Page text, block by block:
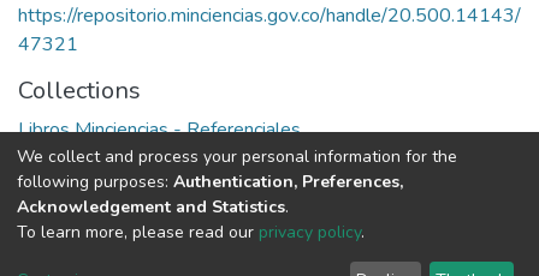
https://repositorio.minciencias.gov.co/handle/20.500.14143/
47321
Collections
Libros Minciencias - Referenciales
Full item page
DSpace software copyright © 2002-2026
We collect and process your personal information for the
following purposes: Authentication, Preferences,
Acknowledgement and Statistics.
To learn more, please read our privacy policy.